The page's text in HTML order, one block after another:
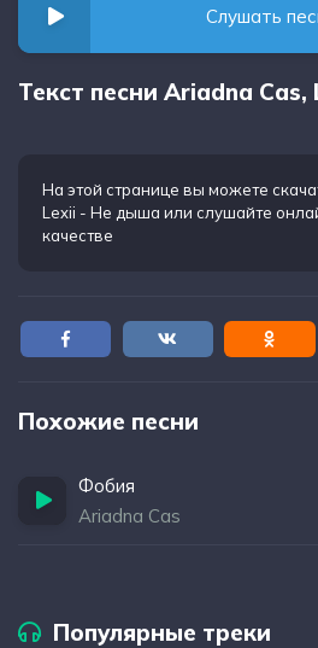
Слушать
Текст песни Ariadna
На этой странице вы можете
Lexii - Не дыша или слушайте
качестве
Похожие песни
Фобия
Ariadna Cas
Популярные треки